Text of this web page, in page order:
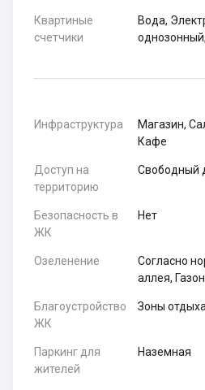
Квартиные
счетчики
Вода,
Инфраструктура
Магазин,
Кафе
Доступ на
территорию
Свободный
Безопасность в
ЖК
Нет
Озеленение
Согласно
аллея, Газон
Благоустройство
ЖК
Зоны
Паркинг для
жителей
Наземная